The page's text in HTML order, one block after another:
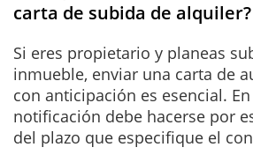
carta de subida de alquiler?
Si eres propietario y planeas
inmueble, enviar una carta de
con anticipación es esencial.
notificación debe hacerse por
del plazo que especifique el